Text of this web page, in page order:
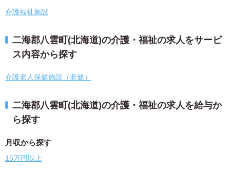
介護福祉施設
二海郡八雲町(北海道)の介護・福祉の求人をサービ
ス内容から探す
介護老人保健施設（老健）
二海郡八雲町(北海道)の介護・福祉の求人を給与か
ら探す
月収から探す
15万円以上